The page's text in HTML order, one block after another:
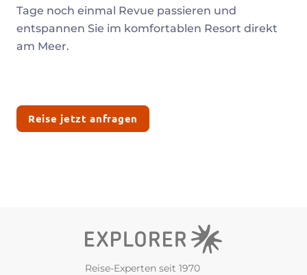
Tage noch einmal Revue passieren und
entspannen Sie im komfortablen Resort direkt
am Meer.
Reise jetzt anfragen
Reise-Experten seit 1970